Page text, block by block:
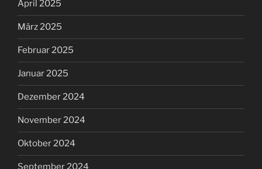
April 2025
März 2025
Februar 2025
Januar 2025
Dezember 2024
November 2024
Oktober 2024
September 2024